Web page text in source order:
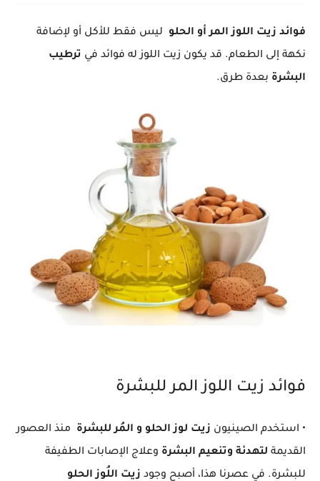
فوائد زيت اللوز المر أو الحلو
ليس فقط للأكل أو لإضافة
نكهة إلى الطعام. قد يكون زيت اللوز له فوائد في ترطيب
البشرة بعدة طرق.
فوائد زيت اللوز المر للبشرة
• استخدم الصينيون زيت لوز الحلو و المُر للبشرة
منذ العصور
القديمة لتهدئة وتنعيم البشرة وعلاج الإصابات الطفيفة
للبشرة. في عصرنا هذا، أصبح وجود زيت اللُوز الحلو